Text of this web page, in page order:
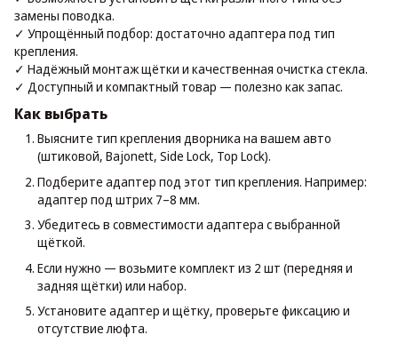
замены поводка.
✓ Упрощённый подбор: достаточно адаптера под тип
крепления.
✓ Надёжный монтаж щётки и качественная очистка стекла.
✓ Доступный и компактный товар — полезно как запас.
Как выбрать
Выясните тип крепления дворника на вашем авто
(штиковой, Bajonett, Side Lock, Top Lock).
Подберите адаптер под этот тип крепления. Например:
адаптер под штрих 7–8 мм.
Убедитесь в совместимости адаптера с выбранной
щёткой.
Если нужно — возьмите комплект из 2 шт (передняя и
задняя щётки) или набор.
Установите адаптер и щётку, проверьте фиксацию и
отсутствие люфта.